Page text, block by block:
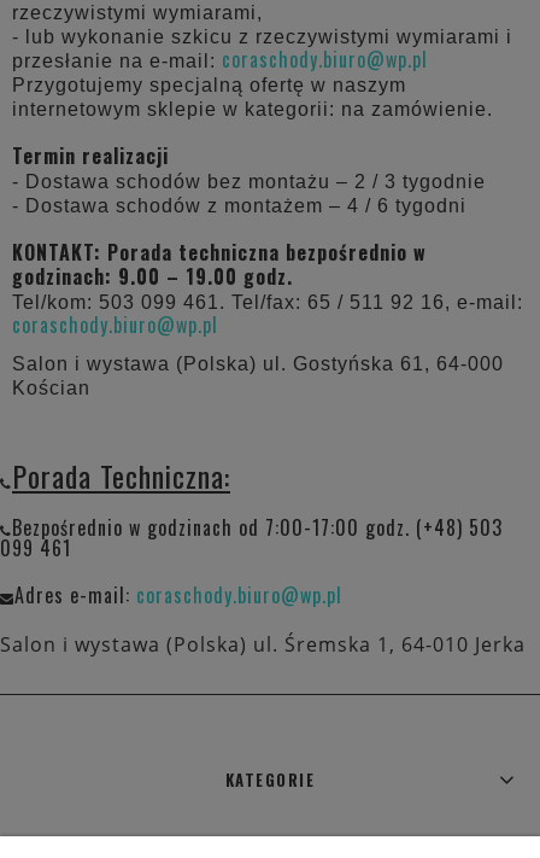
rzeczywistymi wymiarami,
- lub wykonanie szkicu z rzeczywistymi wymiarami i
przesłanie na e-mail: coraschody.biuro@wp.pl
Przygotujemy specjalną ofertę w naszym
internetowym sklepie w kategorii: na zamówienie.
Termin realizacji
- Dostawa schodów bez montażu – 2 / 3 tygodnie
- Dostawa schodów z montażem – 4 / 6 tygodni
KONTAKT: Porada techniczna bezpośrednio w
godzinach: 9.00 – 19.00 godz.
Tel/kom: 503 099 461. Tel/fax: 65 / 511 92 16, e-mail:
coraschody.biuro@wp.pl
Salon i wystawa (Polska) ul. Gostyńska 61, 64-000
Kościan
Porada Techniczna:
Bezpośrednio w godzinach od 7:00-17:00 godz. (+48) 503
099 461
Adres e-mail: coraschody.biuro@wp.pl
Salon i wystawa (Polska) ul. Śremska 1, 64-010 Jerka
KATEGORIE